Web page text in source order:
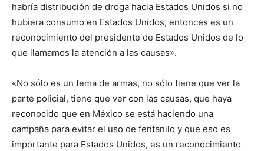
habría distribución de droga hacia Estados Unidos si no
hubiera consumo en Estados Unidos, entonces es un
reconocimiento del presidente de Estados Unidos de lo
que llamamos la atención a las causas».
«No sólo es un tema de armas, no sólo tiene que ver la
parte policial, tiene que ver con las causas, que haya
reconocido que en México se está haciendo una
campaña para evitar el uso de fentanilo y que eso es
importante para Estados Unidos, es un reconocimiento